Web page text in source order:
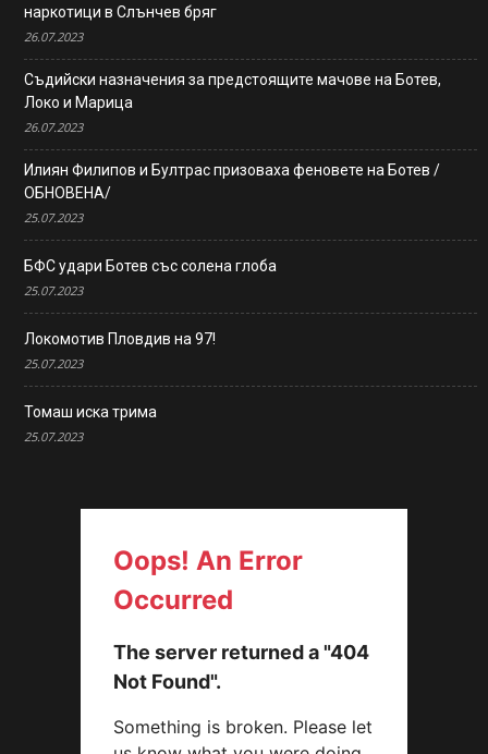
наркотици в Слънчев бряг
26.07.2023
Съдийски назначения за предстоящите мачове на Ботев,
Локо и Марица
26.07.2023
Илиян Филипов и Бултрас призоваха феновете на Ботев /
ОБНОВЕНА/
25.07.2023
БФС удари Ботев със солена глоба
25.07.2023
Локомотив Пловдив на 97!
25.07.2023
Томаш иска трима
25.07.2023